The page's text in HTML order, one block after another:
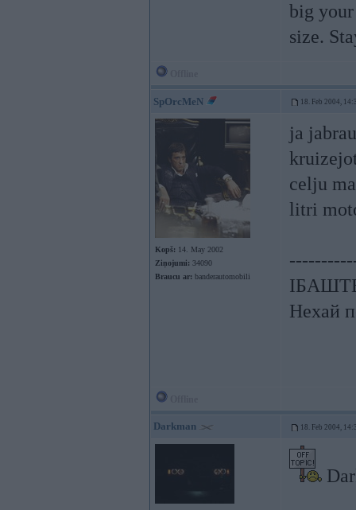
big
size.
SpOrcMeN 18. Feb 2004,
Kopš: 14. May 2002
Ziņojumi: 34090
Braucu ar: banderautomobili
ja
celju
litri
Нехай
Darkman 18. Feb 2004,